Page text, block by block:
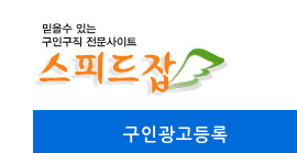
구인광고등록